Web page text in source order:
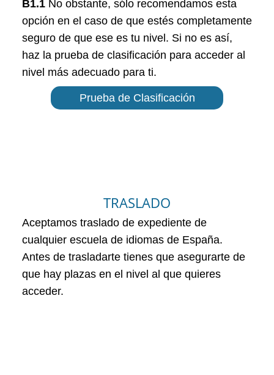
B1.1No obstante, sólo recomendamos esta
opción en el caso de que estés completamente
seguro de que ese es tu nivel. Si no es así,
haz la prueba de clasificación para acceder al
nivel más adecuado para ti.
Prueba de Clasificación
TRASLADO
Aceptamos traslado de expediente de
cualquier escuela de idiomas de España.
Antes de trasladarte tienes que asegurarte de
que hay plazas en el nivel al que quieres
acceder.